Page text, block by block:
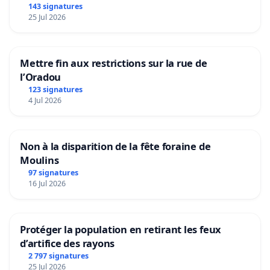
scolaires-en-fwb-les-eleves-de-6e-primaire-
finalement-exclus-a-la-rentree-
Et le site du MR : « Les moyens précédemment
affectés à l’appel à projets « Repas scolaires »
seront partiellement réinjectés dans un budget
dispositifs pourront donc décider en toute
autonomie du meilleur usage de ces moyens,
compte tenu de leur réalité – en ce compris
https://www.mr.be/argumentaires/gratuite-
scolaire-un-principe-maintenu-des-contours-plus-
143 signatures
25 Jul 2026
Mettre fin aux restrictions sur la rue de
l’Oradou
123 signatures
4 Jul 2026
Non à la disparition de la fête foraine de
Moulins
97 signatures
16 Jul 2026
Protéger la population en retirant les feux
d’artifice des rayons
2 797 signatures
25 Jul 2026